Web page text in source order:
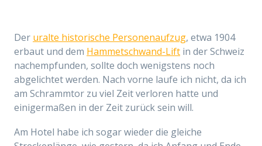
Der uralte historische Personenaufzug, etwa 1904
erbaut und dem Hammetschwand-Lift in der Schweiz
nachempfunden, sollte doch wenigstens noch
abgelichtet werden. Nach vorne laufe ich nicht, da ich
am Schrammtor zu viel Zeit verloren hatte und
einigermaßen in der Zeit zurück sein will.
Am Hotel habe ich sogar wieder die gleiche